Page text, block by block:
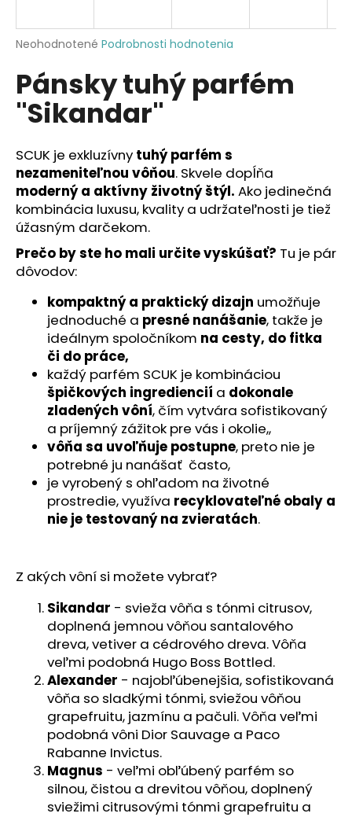
Priemerné
produktu
je
0,0
hviezdičiek.
Neohodnotené Podrobnosti hodnotenia
Pánsky tuhý parfém
"Sikandar"
SCUK je exkluzívny tuhý parfém s
nezameniteľnou vôňou. Skvele dopĺňa
moderný a aktívny životný štýl. Ako jedinečná
kombinácia luxusu, kvality a udržateľnosti je tiež
úžasným darčekom.
Prečo by ste ho mali určite vyskúšať? Tu je pár
dôvodov:
kompaktný a praktický dizajn umožňuje
jednoduché a presné nanášanie, takže je
ideálnym spoločníkom na cesty, do fitka
či do práce,
každý parfém SCUK je kombináciou
špičkových ingrediencií a dokonale
zladených vôní, čím vytvára sofistikovaný
a príjemný zážitok pre vás i okolie,,
vôňa sa uvoľňuje postupne, preto nie je
potrebné ju nanášať často,
je vyrobený s ohľadom na životné
prostredie, využíva recyklovateľné obaly a
nie je testovaný na zvieratách.
Z akých vôní si možete vybrať?
Sikandar - svieža vôňa s tónmi citrusov,
doplnená jemnou vôňou santalového
dreva, vetiver a cédrového dreva. Vôňa
veľmi podobná Hugo Boss Bottled.
Alexander - najobľúbenejšia, sofistikovaná
vôňa so sladkými tónmi, sviežou vôňou
grapefruitu, jazmínu a pačuli. Vôňa veľmi
podobná vôni Dior Sauvage a Paco
Rabanne Invictus.
Magnus - veľmi obľúbený parfém so
silnou, čistou a drevitou vôňou, doplnený
sviežimi citrusovými tónmi grapefruitu a
j
ť
?
HĽADAŤ
O
d